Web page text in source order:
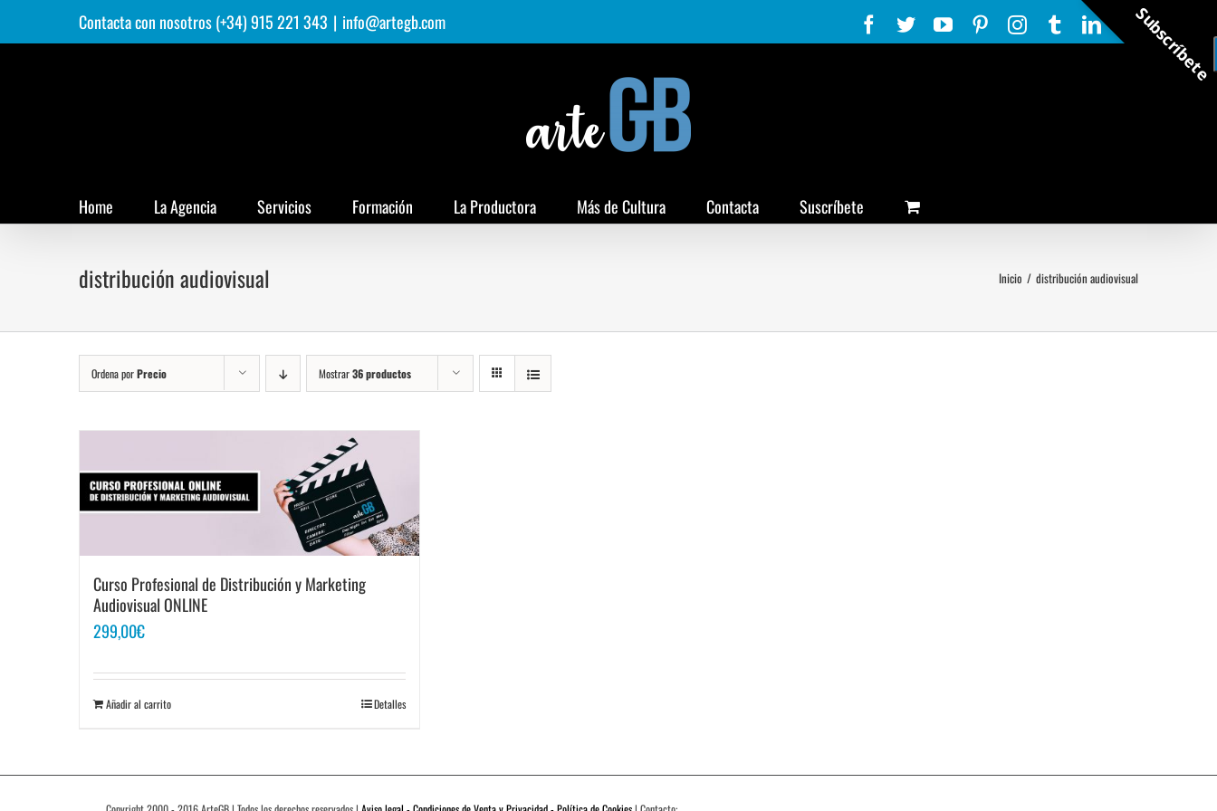
al
Contacta con nosotros (+34) 915 221 343 | info@artegb.com Facebook
TwitterYouTubePinterestInstagram
TumblrLinkedIn
Rss
Home La Agencia Servicios Formación La Productora Más de Cultura Contacta Suscríbete
distribución audiovisual Inicio / distribución audiovisual
Ordena porPrecio Mostrar36 productos
Curso Profesional de Distribución y Marketing
Audiovisual ONLINE
299,00€
Añadir al carrito Detalles
Subscríbete